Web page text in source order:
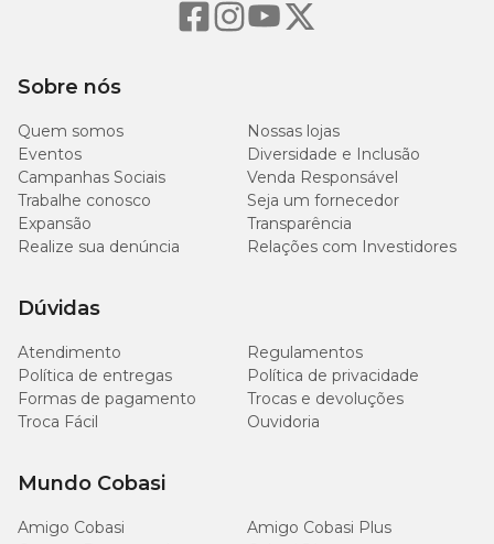
Sobre nós
Quem somos
Nossas lojas
Eventos
Diversidade e Inclusão
Campanhas Sociais
Venda Responsável
Trabalhe conosco
Seja um fornecedor
Expansão
Transparência
Realize sua denúncia
Relações com Investidores
Dúvidas
Atendimento
Regulamentos
Política de entregas
Política de privacidade
Formas de pagamento
Trocas e devoluções
Troca Fácil
Ouvidoria
Mundo Cobasi
Amigo Cobasi
Amigo Cobasi Plus